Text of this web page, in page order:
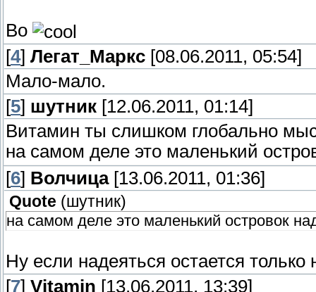
Во
[4] Легат_Маркс [08.06.2011, 05:54]
Мало-мало.
[5] шутник [12.06.2011, 01:14]
Витамин ты слишком глобально
на самом деле это маленький
[6] Волчица[13.06.2011, 01:36]
Quote (шутник)
на самом деле это маленький островок
Ну если надеяться остается
[7] Vitamin [13.06.2011, 13:39]